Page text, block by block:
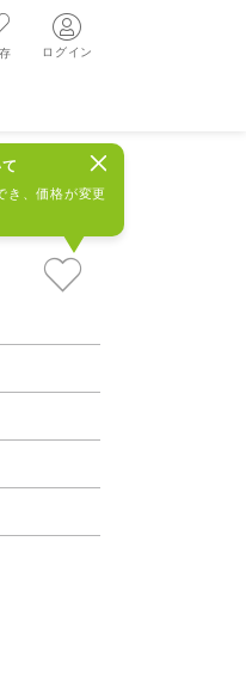
ログイン
約する
き、価格が変更